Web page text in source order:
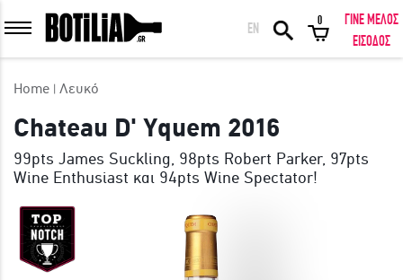
ΕΙΣΟΔΟΣ ΜΕΛΩΝ
Να με θυμάσαι
ΕΙΣΟΔΟΣ
ΕΙΣΟΔΟΣ ΜΕ FACEBOOK
EN
0
ΓΙΝΕ ΜΕΛΟΣ
ΕΙΣΟΔΟΣ
Home Λευκό
Chateau D' Yquem 2016
99pts James Suckling, 98pts Robert Parker, 97pts
Wine Enthusiast και 94pts Wine Spectator!